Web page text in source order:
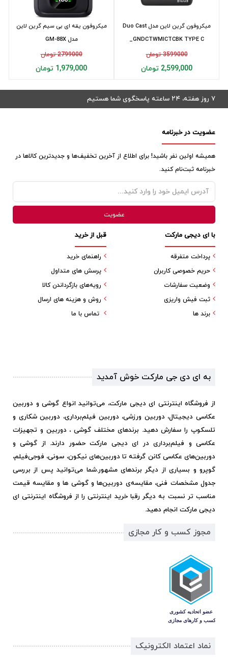
میکروفون یقه ای بی سیم گرین لاین
مدل GM-88X
2799000 تومان
1,979,000 تومان
میکروفون گرین لاین مدل Duo Cast
_GNDCTWMICTCBK TYPE C
3599000 تومان
2,599,000 تومان
۷ روز هفته، ۲۴ ساعته پاسخگوی شما هستیم
عضویت در خبرنامه
همیشه اولین نفر باشید! برای اطلاع از آخرین تخفیف‌ها و جدیدترین کالاها در
خبرنامه ثبت‌نام کنید.
قبل از خرید
راهنمای خرید
پرسش های متداول
رویه‌های بازگرداندن کالا
روش و هزینه های ارسال
تماس با ما
با ای دیجی مارکت
پرداخت متفرقه
حریم خصوصی کاربران
وضعیت سفارشات
ثبت فیش واریزی
برند ها
به ای دی جی مارکت خوش آمدید
از فروشگاه اینترنتی ای دیجی مارکت، می‌توانید انواع گوشی و دوربین
عکاسی دیجیتال، دوربین ورزشی، دوربین فیلم‌برداری، دوربین شکاری و
تلسکوپ را سفارش دهید. برندهای مختلف گوشی ، دوربین و تجهیزات
عکاسی و فیلم‌برداری در ای دیجی مارکت حضور دارند. از گوشی و
دوربین‌های عکاسی کانن گرفته تا دوربین‌های نیکون، سونی، فوجی‌فیلم،
گوپرو و بسیاری از دیگر برندهای مشهور.شما می‌توانید پس از بررسی
جدول مشخصات فنی، مقایسه‌ی دوربین‌ها و گوشی ها و مقایسه قیمت
مناسب تر نسبت به دیگر رقبا خرید اینترنتی را از فروشگاه اینترنتی ای
دیجی مارکت انجام دهید.
مجوز کسب و کار مجازی
نماد اعتماد الکترونیک